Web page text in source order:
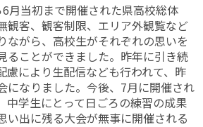
月当初まで開催された県高校総体
観客、観客制限、エリア外観覧など
ながら、高校生がそれぞれの思いを
ることができました。昨年に引き続
慮により生配信なども行われて、昨
になりました。今後、7月に開催され
中学生にとって日ごろの練習の成果
い出に残る大会が無事に開催される